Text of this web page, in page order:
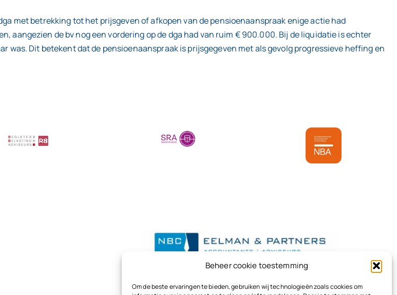
Beheer cookie toestemming
Om de beste ervaringen te bieden, gebruiken wij technologieën zoals cookies om
met betrekking tot het prijsgeven of afkopen van de pensioenaanspraak enige actie had
aangezien de bv nog een vordering op de dga had van ruim € 900.000. Bij de liquidatie is echter
was. Dit betekent dat de pensioenaanspraak is prijsgegeven met als gevolg progressieve heffing en